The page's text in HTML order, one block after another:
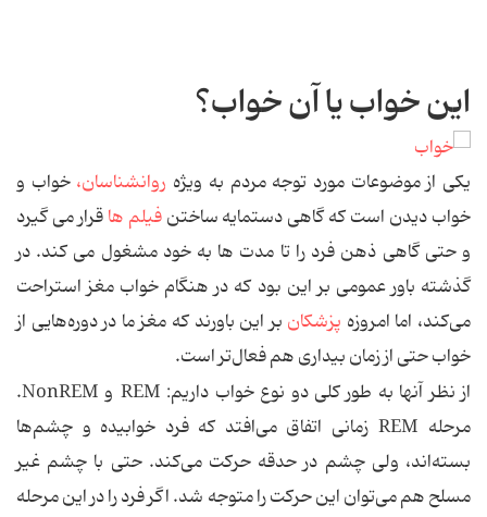
این خواب یا آن خواب؟
یکی از موضوعات مورد توجه مردم به ویژه روانشناسان،خواب و
خواب دیدن است که گاهی دستمایه ساختنفیلم هاقرار می گیرد
و حتی گاهی ذهن فرد را تا مدت ها به خود مشغول می کند. در
گذشته باور عمومی بر این بود که در هنگام خواب مغز استراحت
می‌کند، اما امروزه پزشکان بر این باورند که مغز ما در دوره‌هایی از
خواب حتی از زمان بیداری هم فعال‌تر است.
از نظر آنها به طور کلی دو نوع خواب داریم: REM و NonREM.
مرحله REM زمانی اتفاق می‌افتد که فرد خوابیده و چشم‌ها
بسته‌اند، ولی چشم در حدقه حرکت می‌کند. حتی با چشم غیر
مسلح هم می‌توان این حرکت را متوجه شد. اگر فرد را در این مرحله